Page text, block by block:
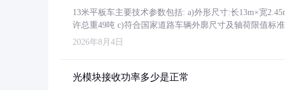
13米平板车主要技术参数包括: a)外形尺寸:长13m×宽
许总重49吨 c)符合国家道路车辆外廓尺寸及轴荷限值标准
2026年8月4日
光模块接收功率多少是正常